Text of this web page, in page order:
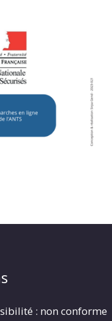
: non conforme